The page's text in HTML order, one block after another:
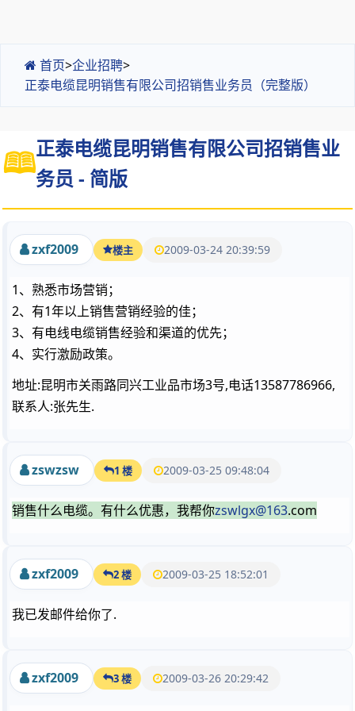
首页>企业招聘>
正泰电缆昆明销售有限公司招销售业务员（完整版）
正泰电缆昆明销售有限公司招销售业
务员 - 简版
zxf2009 楼主 2009-03-24 20:39:59
1、熟悉市场营销；
2、有1年以上销售营销经验的佳；
3、有电线电缆销售经验和渠道的优先；
4、实行激励政策。
地址:昆明市关雨路同兴工业品市场3号,电话13587786966,
联系人:张先生.
zswzsw 1 楼 2009-03-25 09:48:04
销售什么电缆。有什么优惠，我帮你zswlgx@163.com
zxf2009 2 楼 2009-03-25 18:52:01
我已发邮件给你了.
zxf2009 3 楼 2009-03-26 20:29:42